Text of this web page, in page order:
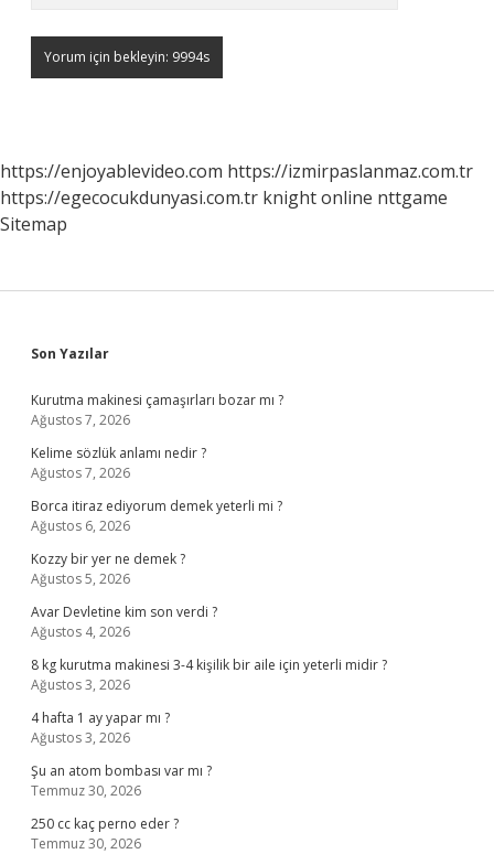
https://enjoyablevideo.com https://izmirpaslanmaz.com.tr
https://egecocukdunyasi.com.tr knight online nttgame
Sitemap
Sidebar
Son Yazılar
Kurutma makinesi çamaşırları bozar mı ?
Ağustos 7, 2026
Kelime sözlük anlamı nedir ?
Ağustos 7, 2026
Borca itiraz ediyorum demek yeterli mi ?
Ağustos 6, 2026
Kozzy bir yer ne demek ?
Ağustos 5, 2026
Avar Devletine kim son verdi ?
Ağustos 4, 2026
8 kg kurutma makinesi 3-4 kişilik bir aile için yeterli midir ?
Ağustos 3, 2026
4 hafta 1 ay yapar mı ?
Ağustos 3, 2026
Şu an atom bombası var mı ?
Temmuz 30, 2026
250 cc kaç perno eder ?
Temmuz 30, 2026